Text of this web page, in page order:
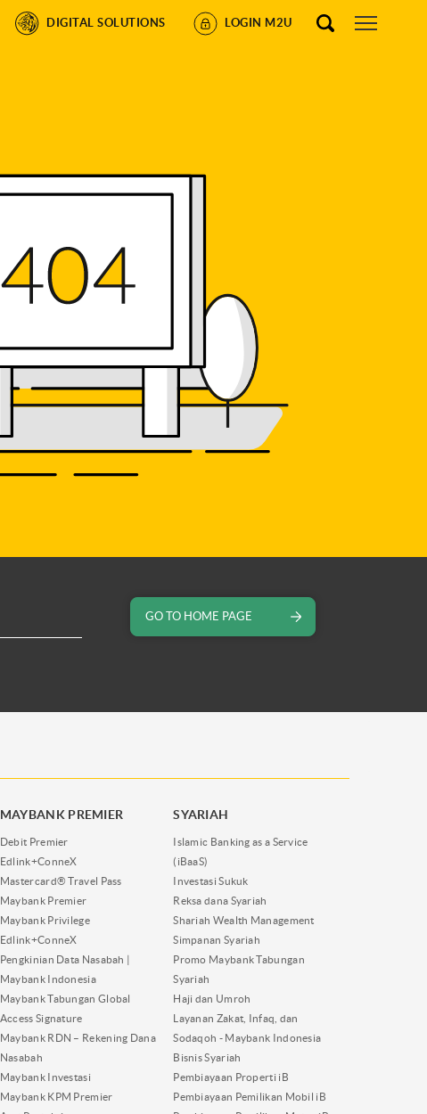
DIGITAL SOLUTIONS LOGIN M2U
GO TO HOME PAGE
MAYBANK PREMIER
Debit Premier
Edlink+ConneX
Mastercard® Travel Pass
Maybank Premier
Maybank Privilege
Edlink+ConneX
Pengkinian Data Nasabah |
Maybank Indonesia
Maybank Tabungan Global
Access Signature
Maybank RDN – Rekening Dana
Nasabah
Maybank Investasi
Maybank KPM Premier
SYARIAH
Islamic Banking as a Service
(iBaaS)
Investasi Sukuk
Reksa dana Syariah
Shariah Wealth Management
Simpanan Syariah
Promo Maybank Tabungan
Syariah
Haji dan Umroh
Layanan Zakat, Infaq, dan
Sodaqoh - Maybank Indonesia
Bisnis Syariah
Pembiayaan Properti iB
Pembiayaan Pemilikan Mobil iB